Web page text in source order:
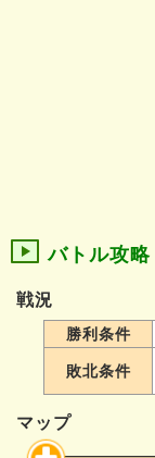
バトル攻略
戦況
勝利条件
敗北条件
マップ